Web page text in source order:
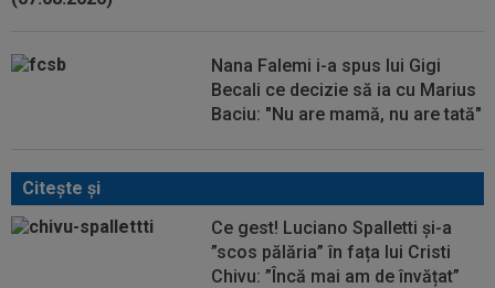
Nana Falemi i-a spus lui Gigi
Becali ce decizie să ia cu Marius
Baciu: "Nu are mamă, nu are tată"
Citeşte şi
Ce gest! Luciano Spalletti și-a
”scos pălăria” în fața lui Cristi
Chivu: ”Încă mai am de învățat”